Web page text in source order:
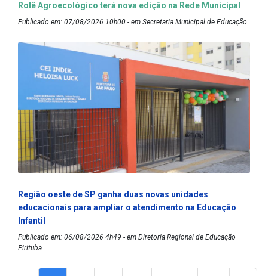
Rolê Agroecológico terá nova edição na Rede Municipal
Publicado em: 07/08/2026 10h00 - em Secretaria Municipal de Educação
Região oeste de SP ganha duas novas unidades
educacionais para ampliar o atendimento na Educação
Infantil
Publicado em: 06/08/2026 4h49 - em Diretoria Regional de Educação
Pirituba